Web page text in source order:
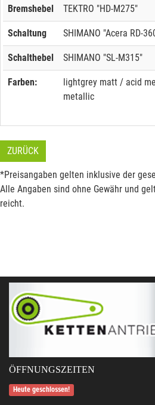
Bremshebel TEKTRO "HD-M275"
Schaltung SHIMANO "Acera RD-
Schalthebel SHIMANO "SL-M315"
Farben:
lightgrey matt / acid
metallic
ZURÜCK
*Preisangaben gelten inklusive der
Alle Angaben sind ohne Gewähr und
reicht.
ÖFFNUNGSZEITEN
Heute geschlossen!